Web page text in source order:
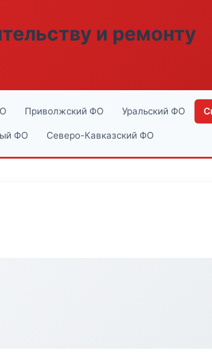
и ремонту
Приволжский ФО Уральский ФО
ФО Северо-Кавказский ФО